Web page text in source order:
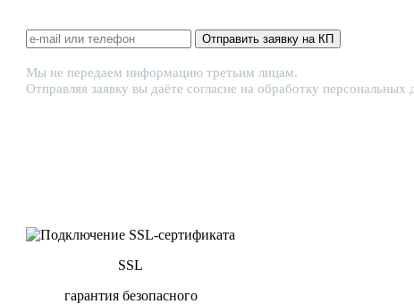
Отправить заявку на КП
Мы не передаем информацию третьим лицам.
Отправляя заявку вы даёте согласие на обработку персональных
SSL
гарантия безопасного